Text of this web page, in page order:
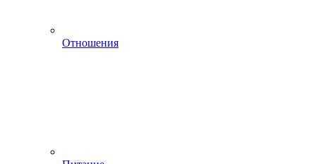
Отношения